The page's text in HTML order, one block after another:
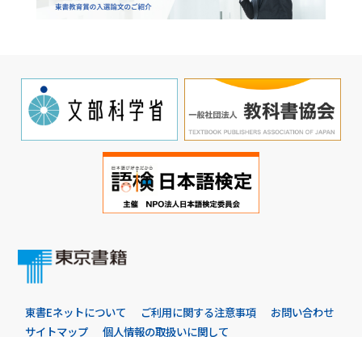
東書Eネットについて ご利用に関する注意事項
お問い合わせ
サイトマップ
個人情報の取扱いに関して